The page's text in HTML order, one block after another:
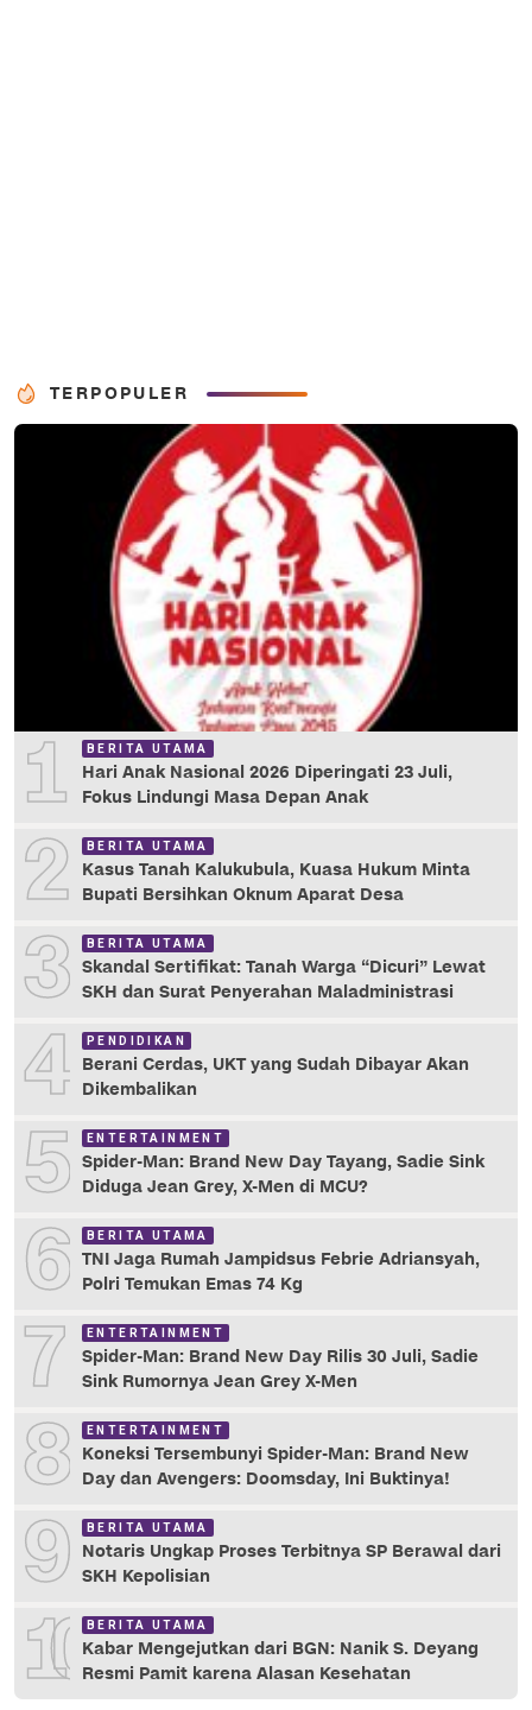
TERPOPULER
1 BERITA UTAMA
Hari Anak Nasional 2026 Diperingati 23 Juli,
Fokus Lindungi Masa Depan Anak
2 BERITA UTAMA
Kasus Tanah Kalukubula, Kuasa Hukum Minta
Bupati Bersihkan Oknum Aparat Desa
3 BERITA UTAMA
Skandal Sertifikat: Tanah Warga “Dicuri” Lewat
SKH dan Surat Penyerahan Maladministrasi
4 PENDIDIKAN
Berani Cerdas, UKT yang Sudah Dibayar Akan
Dikembalikan
5 ENTERTAINMENT
Spider-Man: Brand New Day Tayang, Sadie Sink
Diduga Jean Grey, X-Men di MCU?
6 BERITA UTAMA
TNI Jaga Rumah Jampidsus Febrie Adriansyah,
Polri Temukan Emas 74 Kg
7 ENTERTAINMENT
Spider-Man: Brand New Day Rilis 30 Juli, Sadie
Sink Rumornya Jean Grey X-Men
8 ENTERTAINMENT
Koneksi Tersembunyi Spider-Man: Brand New
Day dan Avengers: Doomsday, Ini Buktinya!
9 BERITA UTAMA
Notaris Ungkap Proses Terbitnya SP Berawal dari
SKH Kepolisian
10 BERITA UTAMA
Kabar Mengejutkan dari BGN: Nanik S. Deyang
Resmi Pamit karena Alasan Kesehatan